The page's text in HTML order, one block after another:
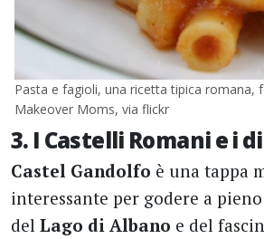
Pasta e fagioli, una ricetta tipica romana,
Makeover Moms, via flickr
3. I Castelli Romani e i
Castel Gandolfo è una tappa
interessante per godere a
del Lago di Albano e del